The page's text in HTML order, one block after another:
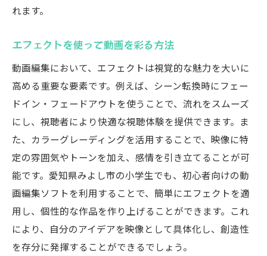
れます。
エフェクトを使って動画を彩る方法
動画編集において、エフェクトは視覚的な魅力を大いに
高める重要な要素です。例えば、シーン転換時にフェー
ドイン・フェードアウトを使うことで、流れをスムーズ
にし、視聴者により快適な視聴体験を提供できます。ま
た、カラーグレーディングを活用することで、映像に特
定の雰囲気やトーンを加え、感情を引き立てることが可
能です。愛知県みよし市の小学生でも、初心者向けの動
画編集ソフトを利用することで、簡単にエフェクトを適
用し、個性的な作品を作り上げることができます。これ
により、自分のアイデアを映像として具体化し、創造性
を存分に発揮することができるでしょう。